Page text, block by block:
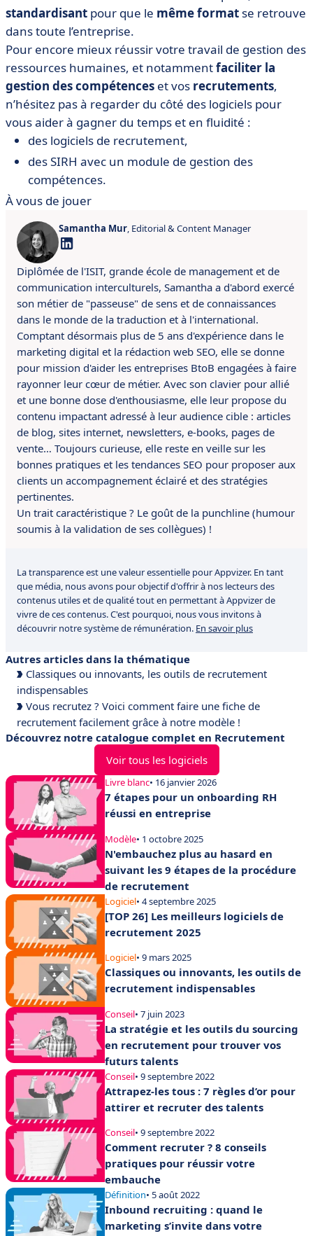
standardisant pour que le même format se retrouve
dans toute l’entreprise.
Pour encore mieux réussir votre travail de gestion des
ressources humaines, et notammentfaciliter la
gestion des compétences et vos recrutements,
n’hésitez pas à regarder du côté des logiciels pour
vous aider à gagner du temps et en fluidité :
des logiciels de recrutement,
des SIRH avec un module de gestion des
compétences.
À vous de jouer
Samantha Mur, Editorial & Content Manager
Diplômée de l'ISIT, grande école de management et de
communication interculturels, Samantha a d'abord exercé
son métier de "passeuse" de sens et de connaissances
dans le monde de la traduction et à l'international.
Comptant désormais plus de 5 ans d'expérience dans le
marketing digital et la rédaction web SEO, elle se donne
pour mission d'aider les entreprises BtoB engagées à faire
rayonner leur cœur de métier. Avec son clavier pour allié
et une bonne dose d'enthousiasme, elle leur propose du
contenu impactant adressé à leur audience cible : articles
de blog, sites internet, newsletters, e-books, pages de
vente… Toujours curieuse, elle reste en veille sur les
bonnes pratiques et les tendances SEO pour proposer aux
clients un accompagnement éclairé et des stratégies
pertinentes.
Un trait caractéristique ? Le goût de la punchline (humour
soumis à la validation de ses collègues) !
La transparence est une valeur essentielle pour Appvizer. En tant
que média, nous avons pour objectif d'offrir à nos lecteurs des
contenus utiles et de qualité tout en permettant à Appvizer de
vivre de ces contenus. C'est pourquoi, nous vous invitons à
découvrir notre système de rémunération. En savoir plus
Autres articles dans la thématique
Classiques ou innovants, les outils de recrutement
indispensables
Vous recrutez ? Voici comment faire une fiche de
recrutement facilement grâce à notre modèle !
Découvrez notre catalogue complet en Recrutement
Voir tous les logiciels
Livre blanc• 16 janvier 2026
7 étapes pour un onboarding RH
réussi en entreprise
Modèle• 1 octobre 2025
N'embauchez plus au hasard en
suivant les 9 étapes de la procédure
de recrutement
Logiciel• 4 septembre 2025
[TOP 26] Les meilleurs logiciels de
recrutement 2025
Logiciel• 9 mars 2025
Classiques ou innovants, les outils de
recrutement indispensables
Conseil• 7 juin 2023
La stratégie et les outils du sourcing
en recrutement pour trouver vos
futurs talents
Conseil• 9 septembre 2022
Attrapez-les tous : 7 règles d’or pour
attirer et recruter des talents
Conseil• 9 septembre 2022
Comment recruter ? 8 conseils
pratiques pour réussir votre
embauche
Définition• 5 août 2022
Inbound recruiting : quand le
marketing s’invite dans votre